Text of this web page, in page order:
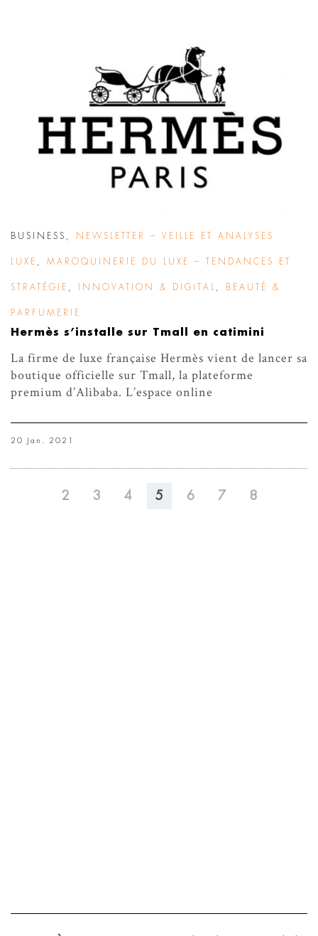
BUSINESS NEWSLETTER – VEILLE ET ANALYSES
LUXE MAROQUINERIE DU LUXE – TENDANCES ET
STRATÉGIE INNOVATION & DIGITAL BEAUTÉ &
PARFUMERIE
Hermès s’installe sur Tmall en catimini
La firme de luxe française Hermès vient de lancer sa
boutique officielle sur Tmall, la plateforme
premium d’Alibaba. L’espace online
20 Jan. 2021
2 3 4 5 6 7 8